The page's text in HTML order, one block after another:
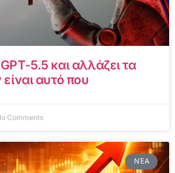
5.5 και αλλάζει τα
αυτό που
Comments
ΝΈΑ